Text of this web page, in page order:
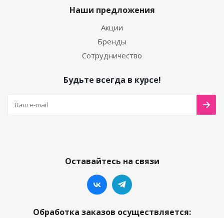
Наши предложения
Акции
Бренды
Сотрудничество
Будьте всегда в курсе!
Оставайтесь на связи
Обработка заказов осуществляется: